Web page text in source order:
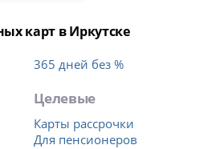
карт в Иркутске
365 дней без %
Целевые
Карты рассрочки
Для пенсионеров